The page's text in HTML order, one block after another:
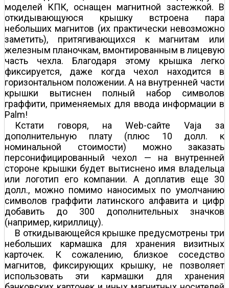
моделей КПК, оснащен магнитной застежкой. В
откидывающуюся крышку встроена пара
небольших магнитов (их практически невозможно
заметить), притягивающихся к магнитам или
железным планочкам, вмонтированным в лицевую
часть чехла. Благодаря этому крышка легко
фиксируется, даже когда чехол находится в
горизонтальном положении. А на внутренней части
крышки вытиснен полный набор символов
граффити, применяемых для ввода информации в
Palm!
Кстати говоря, на Web-сайте Vaja за
дополнительную плату (плюс 10 долл. к
номинальной стоимости) можно заказать
персонифицированный чехол — на внутренней
стороне крышки будет вытиснено имя владельца
или логотип его компании. А доплатив еще 30
долл., можно помимо наносимых по умолчанию
символов граффити латинского алфавита и цифр
добавить до 300 дополнительных значков
(например, кириллицу).
В откидывающейся крышке предусмотрены три
небольших кармашка для хранения визитных
карточек. К сожалению, близкое соседство
магнитов, фиксирующих крышку, не позволяет
использовать эти кармашки для хранения